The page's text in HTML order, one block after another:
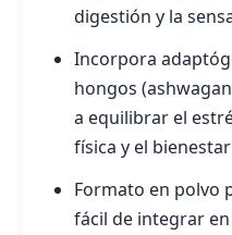
digestión y la
Incorpora
hongos
a equilibrar el
física y el
Formato en polvo
fácil de integrar